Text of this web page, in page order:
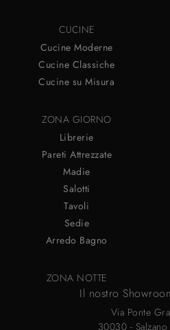
CUCINE
Cucine Moderne
Cucine Classiche
Cucine su Misura
ZONA GIORNO
Librerie
Pareti Attrezzate
Madie
Salotti
Tavoli
Sedie
Arredo Bagno
ZONA NOTTE
Il nostro
Via Ponte
30030 - Salzano